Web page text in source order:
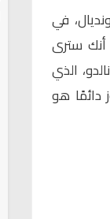
في
أنك سترى
الذي
دائمًا هو